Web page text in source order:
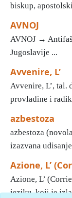
biskup,
AVNOJ
AVNOJ →
Jugoslavije ...
Avvenire, L’
Avvenire, L’, tal.
provladine i
azbestoza
azbestoza
izazvana
Azione, L’
Azione, L’
jeziku, koji je